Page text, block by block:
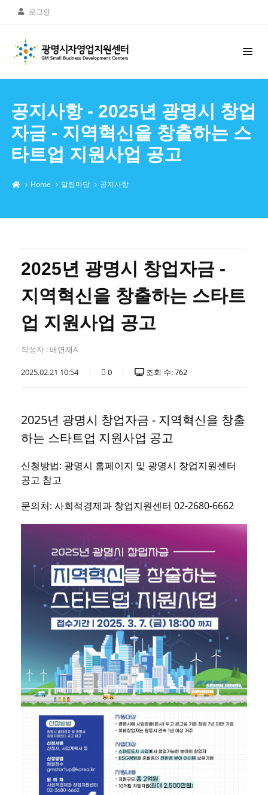
로그인
공지사항 - 2025년 광명시 창업
자금 - 지역혁신을 창출하는 스
타트업 지원사업 공고
Home 알림마당 공지사항
2025년 광명시 창업자금 -
지역혁신을 창출하는 스타트
업 지원사업 공고
작성자 :배연재A
2025.02.21 10:54 0 조회 수: 762
2025년 광명시 창업자금 - 지역혁신을 창출
하는 스타트업 지원사업 공고
신청방법: 광명시 홈페이지 및 광명시 창업지원센터
공고 참고
문의처: 사회적경제과 창업지원센터 02-2680-6662